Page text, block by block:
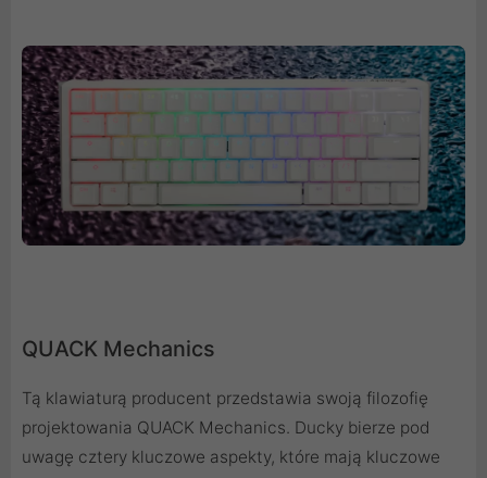
QUACK Mechanics
Tą klawiaturą producent przedstawia swoją filozofię
projektowania QUACK Mechanics. Ducky bierze pod
uwagę cztery kluczowe aspekty, które mają kluczowe